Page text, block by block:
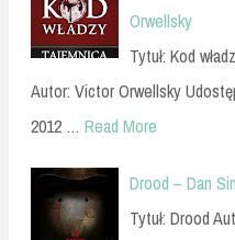
Orwellsky
Tytuł: Kod
Autor: Victor Orwellsky
2012 … Read More
Drood – Dan
Tytuł: Drood